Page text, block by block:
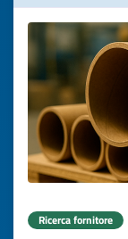
Ricerca fornitore